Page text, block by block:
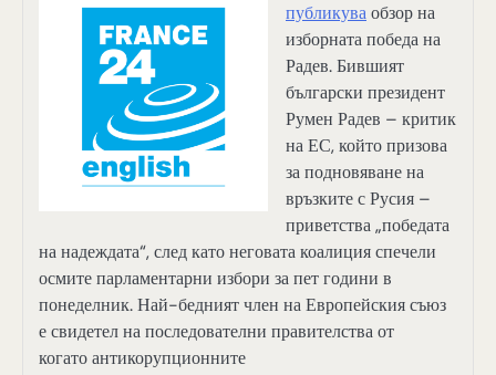
публикуваобзор на
изборната победа на
Радев. Бившият
български президент
Румен Радев – критик
на ЕС, който призова
за подновяване на
връзките с Русия –
приветства „победата
на надеждата“, след като неговата коалиция спечели
осмите парламентарни избори за пет години в
понеделник. Най-бедният член на Европейския съюз
е свидетел на последователни правителства от
когато антикорупционните